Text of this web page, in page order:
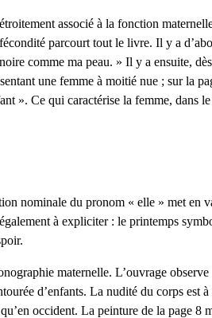
associé à la fonction
parcourt tout le livre. Il y a
comme ma peau. » Il y a ensuite,
une femme à moitié nue ; sur la
». Ce qui caractérise la femme, dans
nominale du pronom « elle » met en
à expliciter : le printemps
maternelle. L’ouvrage
d’enfants. La nudité du corps est
occident. La peinture de la page 8